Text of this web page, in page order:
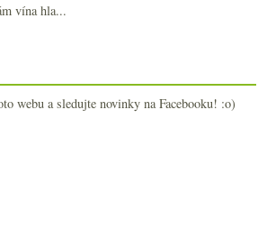
vína hla...
webu a sledujte novinky na Facebooku! :o)